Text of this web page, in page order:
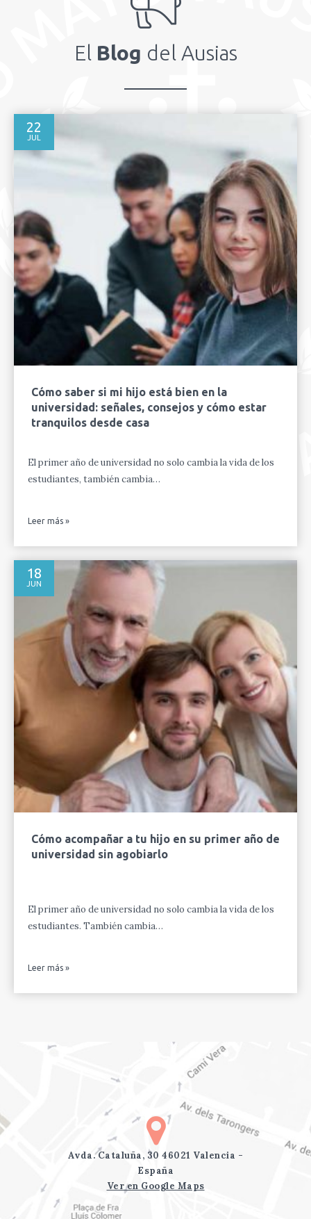
El Blog del Ausias
22
JUL
Cómo saber si mi hijo está bien en la
universidad: señales, consejos y cómo estar
tranquilos desde casa
El primer año de universidad no solo cambia la vida de los
estudiantes, también cambia…
Leer más »
18
JUN
Cómo acompañar a tu hijo en su primer año de
universidad sin agobiarlo
El primer año de universidad no solo cambia la vida de los
estudiantes. También cambia…
Leer más »
Avda. Cataluña, 30 46021 Valencia -
España
Ver en Google Maps